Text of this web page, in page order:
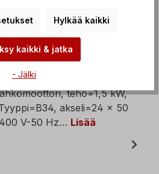
teho=1,5 kW,
akseli=24 x 50
V-50 Hz… Lisää
Hylkää kaikki
kaikki & jatka
- Jälki